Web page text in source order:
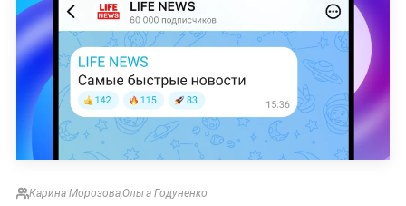
Карина Морозова,Ольга Годуненко